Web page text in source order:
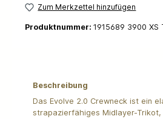
Zum Merkzettel hinzufügen
Produktnummer: 1915689 3900 XS
Beschreibung
Das Evolve 2.0 Crewneck ist ein
strapazierfähiges Midlayer-Trikot,